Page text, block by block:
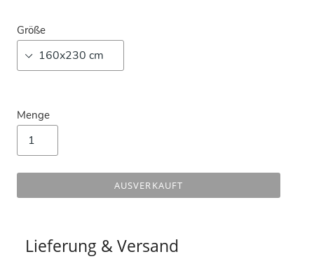
Größe
Menge
AUSVERKAUFT
Lieferung & Versand